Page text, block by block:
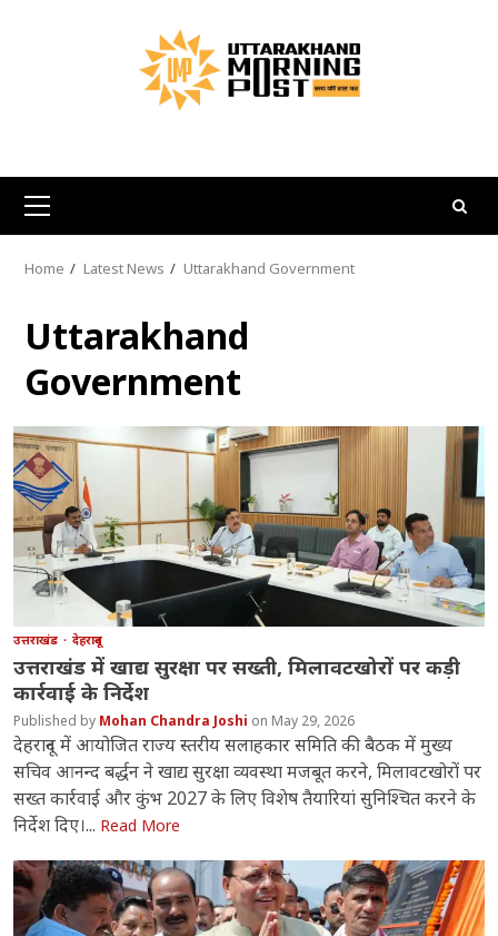
Primary
Menu
Home Latest News Uttarakhand Government
Uttarakhand
Government
उत्तराखंड देहरादून
उत्तराखंड में खाद्य सुरक्षा पर सख्ती, मिलावटखोरों पर कड़ी
कार्रवाई के निर्देश
Mohan Chandra Joshi May 29, 2026
देहरादून में आयोजित राज्य स्तरीय सलाहकार समिति की बैठक में मुख्य
सचिव आनन्द बर्द्धन ने खाद्य सुरक्षा व्यवस्था मजबूत करने, मिलावटखोरों पर
सख्त कार्रवाई और कुंभ 2027 के लिए विशेष तैयारियां सुनिश्चित करने के
निर्देश दिए।... Read More